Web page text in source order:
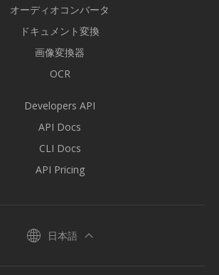
オーディオコンバータ
ドキュメント変換
画像変換器
OCR
Developers API
API Docs
CLI Docs
API Pricing
日本語